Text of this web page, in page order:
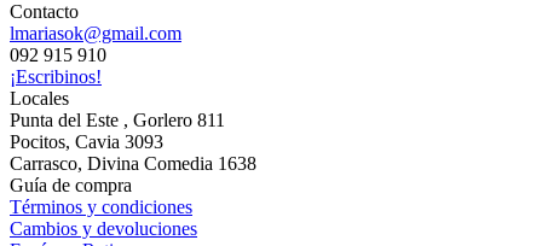
Contacto
lmariasok@gmail.com
092 915 910
¡Escribinos!
Locales
Punta del Este , Gorlero 811
Pocitos, Cavia 3093
Carrasco, Divina Comedia 1638
Guía de compra
Términos y condiciones
Cambios y devoluciones